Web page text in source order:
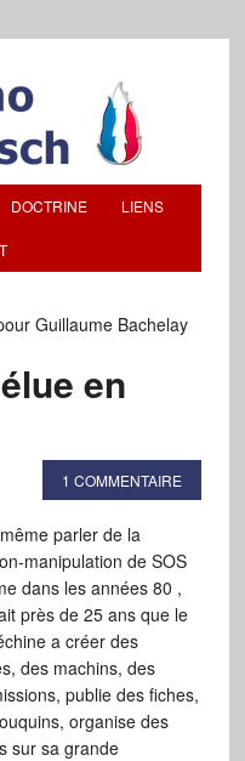
DOCTRINE LIENS
Guillaume Bachelay
en
1 COMMENTAIRE
parler de la
manipulation de SOS
dans les années 80 ,
près de 25 ans que le
a créer des
des machins, des
publie des fiches,
organise des
sur sa grande